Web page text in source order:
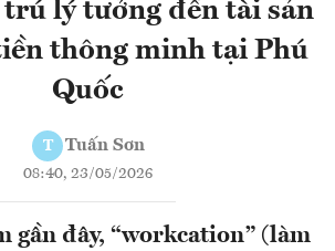
lý tưởng đến tài sản
thông minh tại Phú
Quốc
T Tuấn Sơn
08:40, 23/05/2026
gần đây, “workcation” (làm